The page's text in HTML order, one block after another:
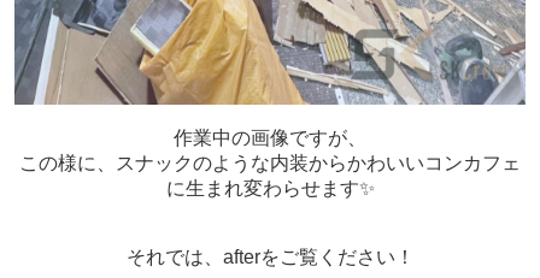
作業中の画像ですが、
この様に、スナックのような内装からかわいいコンカフェ
に生まれ変わらせます✨
それでは、afterをご覧ください！